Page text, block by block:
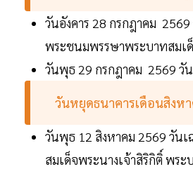
วันอังคาร 28 กรกฎาคม 2569
พระชนมพรรษาพระบาทสมเ
วันพุธ 29 กรกฎาคม 2569 วั
วันหยุดธนาคารเดือนสิงห
วันพุธ 12 สิงหาคม 2569 วัน
สมเด็จพระนางเจ้าสิริกิติ์ พระ